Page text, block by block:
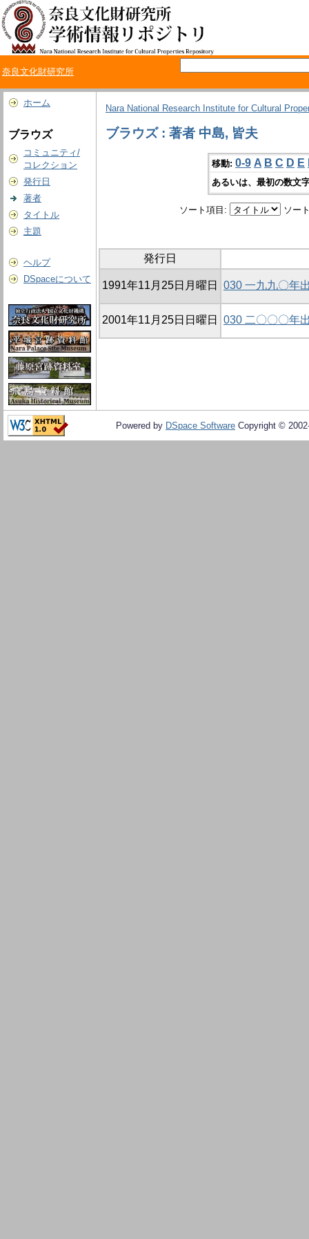
奈良文化財研究所
ホーム
ブラウズ
コミュニティ/
コレクション
発行日
著者
タイトル
主題
ヘルプ
DSpaceについて
Nara National Research Institute for Cultural
ブラウズ : 著者 中島, 皆夫
移動: 0-9 A B C D E
あるいは、最初の数文
ソート項目: ソー
発行日
1991年11月25日月曜日 030 一九九〇年
2001年11月25日日曜日 030 二〇〇〇年
Powered by DSpace Software Copyright ©